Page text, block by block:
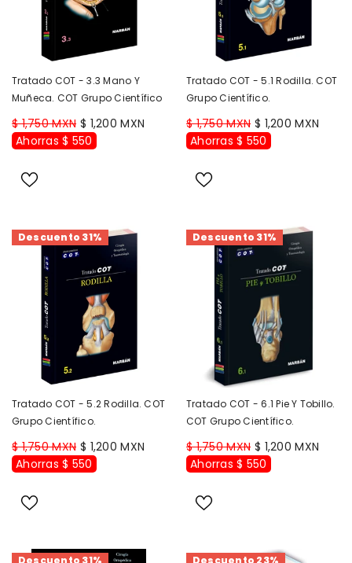
Tratado COT - 3.3 Mano Y
Muñeca. COT Grupo Científico
$ 1,750 MXN $ 1,200 MXN
Ahorras $ 550
Tratado COT - 5.1 Rodilla. COT
Grupo Científico.
$ 1,750 MXN $ 1,200 MXN
Ahorras $ 550
Descuento 31%
Tratado COT - 5.2 Rodilla. COT
Grupo Científico.
$ 1,750 MXN $ 1,200 MXN
Ahorras $ 550
Descuento 31%
Tratado COT - 6.1 Pie Y Tobillo.
COT Grupo Científico.
$ 1,750 MXN $ 1,200 MXN
Ahorras $ 550
Descuento 31% Descuento 23%